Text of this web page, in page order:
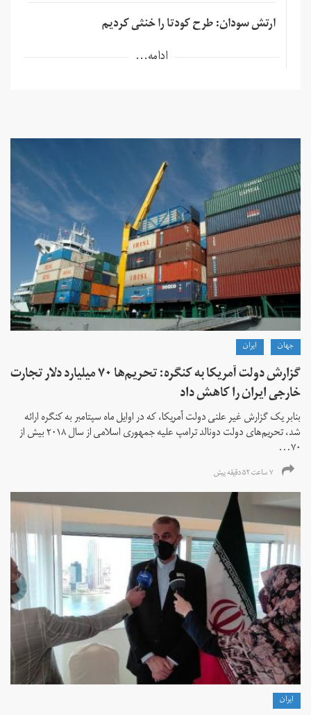
ارتش سودان: طرح کودتا را خنثی کردیم
ادامه...
جهان ايران
گزارش دولت آمریکا به کنگره: تحریم‌ها ۷۰ میلیارد دلار تجارت
خارجی ایران را کاهش داد
بنابر یک گزارش غیر علنی دولت آمریکا، که در اوایل ماه سپتامبر به کنگره ارائه
شد، تحریم‌های دولت دونالد ترامپ علیه جمهوری اسلامی از سال ۲۰۱۸ بیش از
۷۰...
۷ ساعت ۵۲ دقیقه پیش
ايران